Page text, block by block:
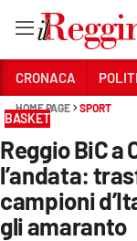
Sezioni
CRONACA
POLITICA
SANITÀ
CRONACA
HOME PAGE SPORT
BASKET
Reggio BiC a
l’andata:
campioni
gli amaranto